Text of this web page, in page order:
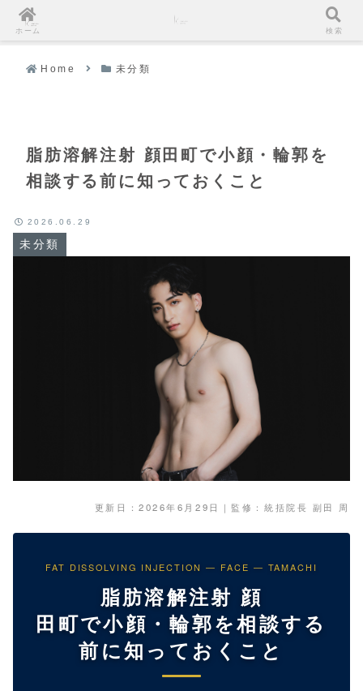
Home 未分類
脂肪溶解注射 顔田町で小顔・輪郭を
相談する前に知っておくこと
未分類
2026.06.29
更新日：2026年6月29日｜監修：統括院長 副田 周
FAT DISSOLVING INJECTION — FACE — TAMACHI
脂肪溶解注射 顔
田町で小顔・輪郭を相談する
前に知っておくこと
ホーム 検索